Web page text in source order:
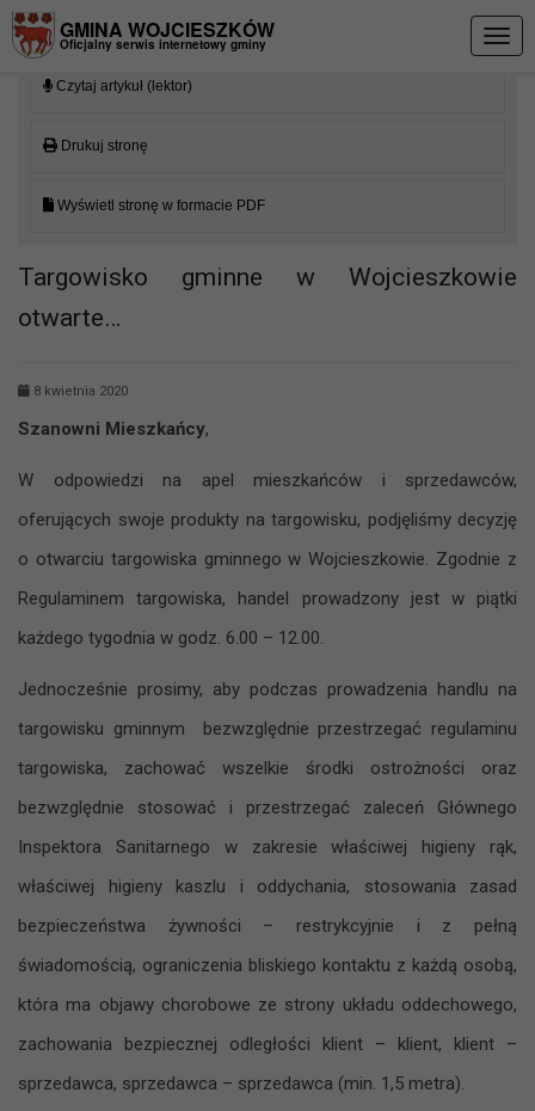
GMINA WOJCIESZKÓW
Oficjalny serwis internetowy gminy
Czytaj artykuł (lektor)
Drukuj stronę
Wyświetl stronę w formacie PDF
Targowisko gminne w Wojcieszkowie
otwarte…
8 kwietnia 2020
Szanowni Mieszkańcy,
W odpowiedzi na apel mieszkańców i sprzedawców,
oferujących swoje produkty na targowisku, podjęliśmy decyzję
o otwarciu targowiska gminnego w Wojcieszkowie. Zgodnie z
Regulaminem targowiska, handel prowadzony jest w piątki
każdego tygodnia w godz. 6.00 – 12.00.
Jednocześnie prosimy, aby podczas prowadzenia handlu na
targowisku gminnym bezwzględnie przestrzegać regulaminu
targowiska, zachować wszelkie środki ostrożności oraz
bezwzględnie stosować i przestrzegać zaleceń Głównego
Inspektora Sanitarnego w zakresie właściwej higieny rąk,
właściwej higieny kaszlu i oddychania, stosowania zasad
bezpieczeństwa żywności – restrykcyjnie i z pełną
świadomością, ograniczenia bliskiego kontaktu z każdą osobą,
która ma objawy chorobowe ze strony układu oddechowego,
zachowania bezpiecznej odległości klient – klient, klient –
sprzedawca, sprzedawca – sprzedawca (min. 1,5 metra).